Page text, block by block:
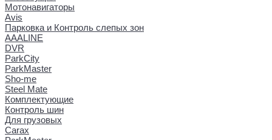
Мотонавигаторы
Avis
Парковка и Контроль слепых зон
AAALINE
DVR
ParkCity
ParkMaster
Sho-me
Steel Mate
Комплектующие
Контроль шин
Для грузовых
Carax